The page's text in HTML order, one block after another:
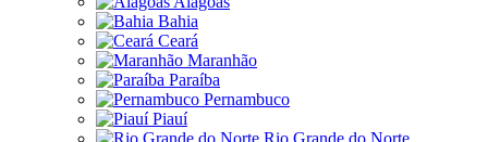
Bahia
Ceará
Maranhão
Paraíba
Pernambuco
Piauí
Rio Grande do Norte